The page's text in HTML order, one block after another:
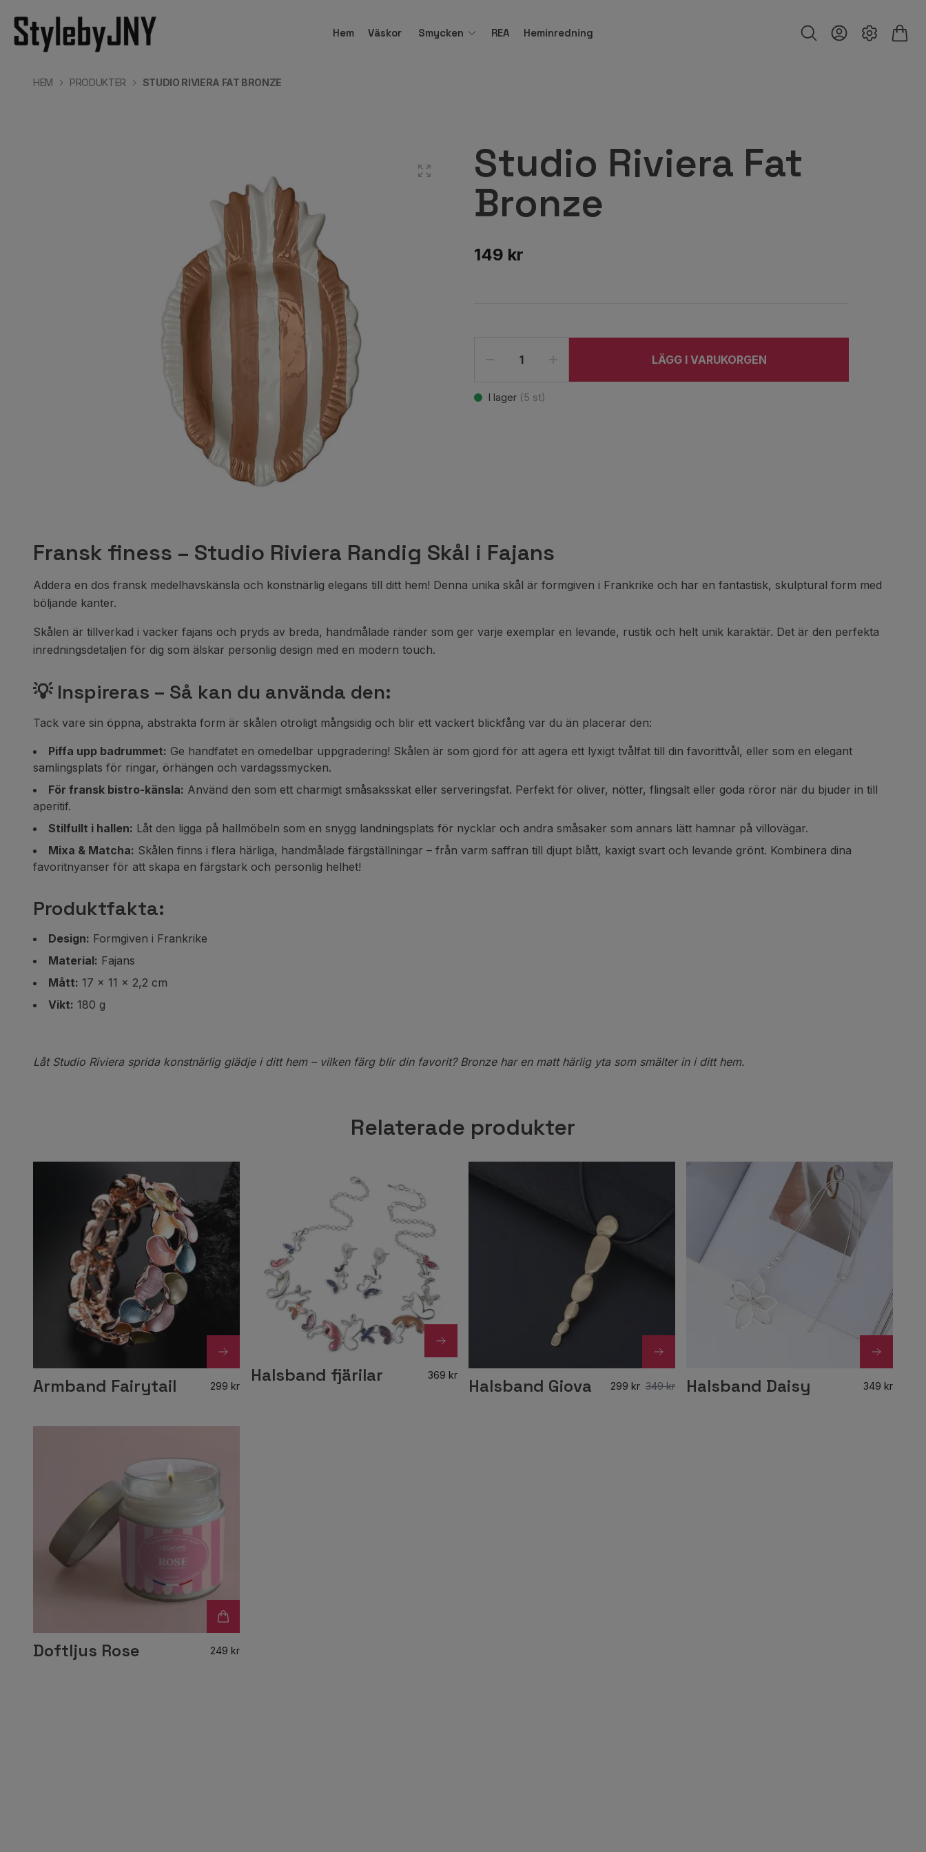
Hem Väskor Smycken REA Heminredning
HEM PRODUKTER STUDIO RIVIERA FAT BRONZE
Studio Riviera Fat
Bronze
149 kr
LÄGG I VARUKORGEN
I lager (5 st)
Fransk finess – Studio Riviera Randig Skål i Fajans
Addera en dos fransk medelhavskänsla och konstnärlig elegans till ditt hem! Denna unika skål är formgiven i Frankrike och har en fantastisk, skulptural form med
böljande kanter.
Skålen är tillverkad i vacker fajans och pryds av breda, handmålade ränder som ger varje exemplar en levande, rustik och helt unik karaktär. Det är den perfekta
inredningsdetaljen för dig som älskar personlig design med en modern touch.
💡 Inspireras – Så kan du använda den:
Tack vare sin öppna, abstrakta form är skålen otroligt mångsidig och blir ett vackert blickfång var du än placerar den:
Piffa upp badrummet: Ge handfatet en omedelbar uppgradering! Skålen är som gjord för att agera ett lyxigt tvålfat till din favorittvål, eller som en elegant
samlingsplats för ringar, örhängen och vardagssmycken.
För fransk bistro-känsla: Använd den som ett charmigt småsaksskat eller serveringsfat. Perfekt för oliver, nötter, flingsalt eller goda röror när du bjuder in till
aperitif.
Stilfullt i hallen: Låt den ligga på hallmöbeln som en snygg landningsplats för nycklar och andra småsaker som annars lätt hamnar på villovägar.
Mixa & Matcha: Skålen finns i flera härliga, handmålade färgställningar – från varm saffran till djupt blått, kaxigt svart och levande grönt. Kombinera dina
favoritnyanser för att skapa en färgstark och personlig helhet!
Produktfakta:
Design: Formgiven i Frankrike
Material: Fajans
Mått: 17 x 11 x 2,2 cm
Vikt: 180 g
Låt Studio Riviera sprida konstnärlig glädje i ditt hem – vilken färg blir din favorit? Bronze har en matt härlig yta som smälter in i ditt hem.
Relaterade produkter
Armband Fairytail 299 kr
Halsband fjärilar 369 kr
Halsband Giova 299 kr 349 kr Halsband Daisy 349 kr
Doftljus Rose 249 kr